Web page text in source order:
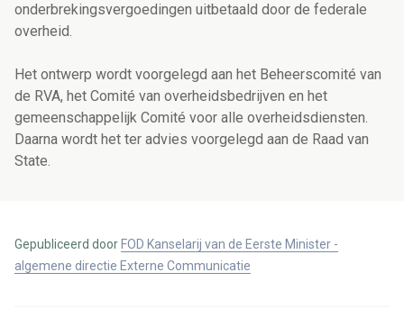
onderbrekingsvergoedingen uitbetaald door de federale
overheid.
Het ontwerp wordt voorgelegd aan het Beheerscomité van
de RVA, het Comité van overheidsbedrijven en het
gemeenschappelijk Comité voor alle overheidsdiensten.
Daarna wordt het ter advies voorgelegd aan de Raad van
State.
Gepubliceerd door FOD Kanselarij van de Eerste Minister -
algemene directie Externe Communicatie